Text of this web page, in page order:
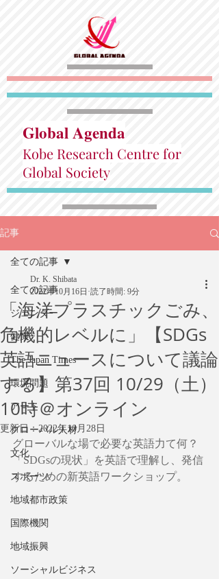
Global Agenda
Kobe Research Centre for
Global Society
記事
全ての記事
ジェンダー
健康
The Japan Times
環境問題
アート
グローバル人材
文化
スポーツ
地域都市政策
国際機関
地域振興
ソーシャルビジネス
全ての記事
「海洋プラスチックごみ、
危機的レベルに」【SDGs
英語ニュースについて議論
する】第37回 10/29（土）
10時＠オンライン
Dr. K. Shibata
2022年10月16日 読了時間: 9分
更新日：2022年10月28日
グローバルな場で必要な英語力て何？
「SDGsの現状」を英語で理解し、発信
するための新英語ワークショップ。